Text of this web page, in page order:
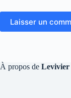
Laisser un
À propos de Levivier